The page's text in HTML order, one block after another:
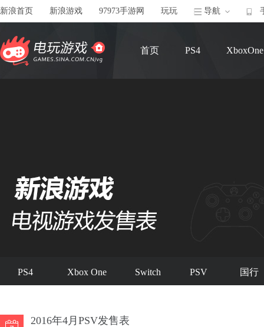
新浪首页 新浪游戏 97973手游网 玩玩 导航
首页 PS4 XboxOne
PS4 Xbox One Switch PSV 国行
2016年4月PSV发售表